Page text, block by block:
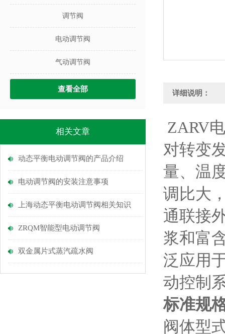
调节阀
电动调节阀
气动调节阀
查看全部
相关文章
动态平衡电动调节阀的产品介绍
电动调节阀的安装注意事项
上海动态平衡电动调节阀相关知识
ZRQM智能型电动调节阀
双金属片式蒸汽疏水阀
详细说明：
ZARV
对转变
量、温
调比大
通联接
浆和富
泛应用
动控制
标准规
阀体型